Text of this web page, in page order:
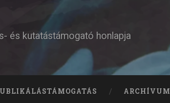
és kutatástámogató honlapja
ARCHÍVUM